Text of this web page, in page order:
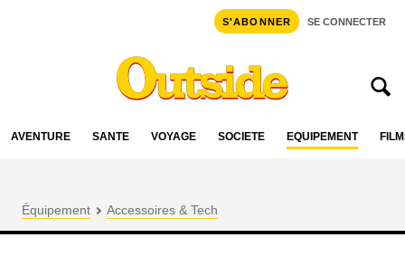
S'ABONNER SE CONNECTER
AVENTURE SANTÉ VOYAGE SOCIÉTÉ ÉQUIPEMENT
Équipement Accessoires & Tech